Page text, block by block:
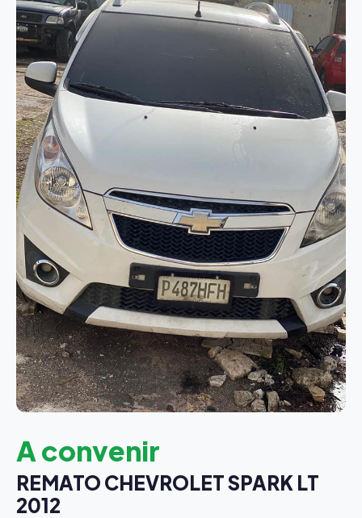
A convenir
REMATO CHEVROLET SPARK LT
2012